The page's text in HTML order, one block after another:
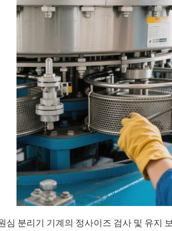
심 분리기 기계의 정사이즈 검사 및 유지